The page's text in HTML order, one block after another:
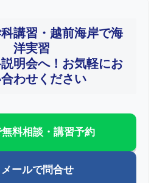
講習・越前海岸で海
洋実習
明会へ！お気軽にお
わせください
料相談・講習予約
ールで問合せ